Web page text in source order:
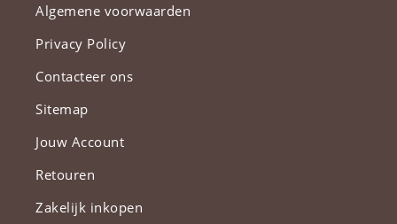
Algemene voorwaarden
Privacy Policy
Contacteer ons
Sitemap
Jouw Account
Retouren
Zakelijk inkopen